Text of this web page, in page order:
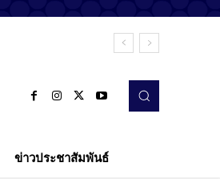
ข่าวประชาสัมพันธ์